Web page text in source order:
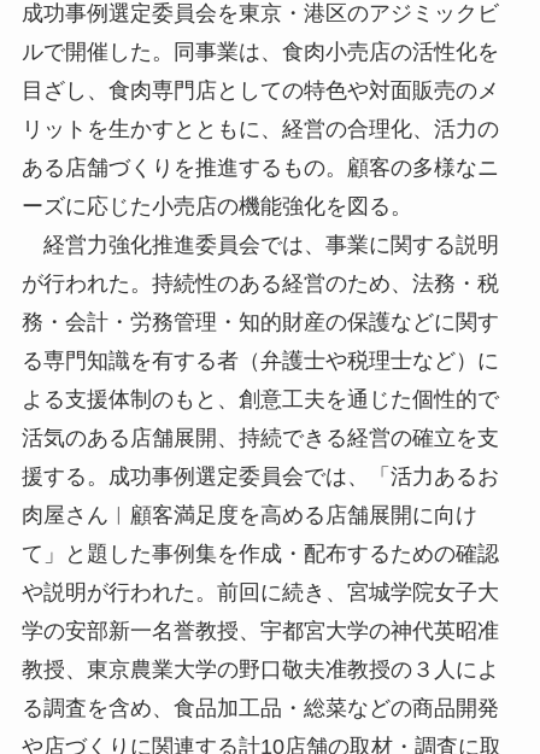
成功事例選定委員会を東京・港区のアジミックビ
ルで開催した。同事業は、食肉小売店の活性化を
目ざし、食肉専門店としての特色や対面販売のメ
リットを生かすとともに、経営の合理化、活力の
ある店舗づくりを推進するもの。顧客の多様なニ
ーズに応じた小売店の機能強化を図る。
経営力強化推進委員会では、事業に関する説明
が行われた。持続性のある経営のため、法務・税
務・会計・労務管理・知的財産の保護などに関す
る専門知識を有する者（弁護士や税理士など）に
よる支援体制のもと、創意工夫を通じた個性的で
活気のある店舗展開、持続できる経営の確立を支
援する。成功事例選定委員会では、「活力あるお
肉屋さん︱顧客満足度を高める店舗展開に向け
て」と題した事例集を作成・配布するための確認
や説明が行われた。前回に続き、宮城学院女子大
学の安部新一名誉教授、宇都宮大学の神代英昭准
教授、東京農業大学の野口敬夫准教授の３人によ
る調査を含め、食品加工品・総菜などの商品開発
や店づくりに関連する計10店舗の取材・調査に取